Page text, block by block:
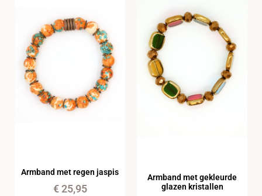
Armband met regen jaspis
€25,95
Armband met gekleurde
glazen kristallen